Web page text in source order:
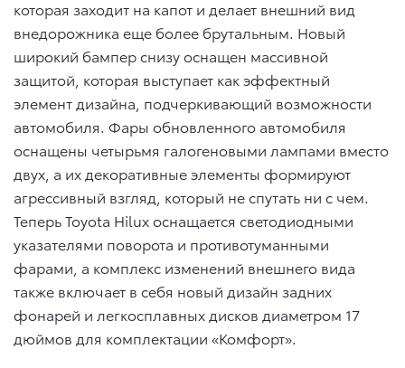
которая заходит на капот и делает внешний вид
внедорожника еще более брутальным. Новый
широкий бампер снизу оснащен массивной
защитой, которая выступает как эффектный
элемент дизайна, подчеркивающий возможности
автомобиля. Фары обновленного автомобиля
оснащены четырьмя галогеновыми лампами вместо
двух, а их декоративные элементы формируют
агрессивный взгляд, который не спутать ни с чем.
Теперь Toyota Hilux оснащается светодиодными
указателями поворота и противотуманными
фарами, а комплекс изменений внешнего вида
также включает в себя новый дизайн задних
фонарей и легкосплавных дисков диаметром 17
дюймов для комплектации «Комфорт».